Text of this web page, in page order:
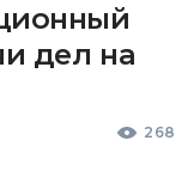
дел на
268